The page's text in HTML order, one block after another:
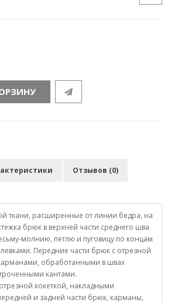
Отзывов (0)
ткани, расширенные от линии бедра, на
брюк в верхней части среднего шва
молнию, петлю и пуговицу по концам
Передние части брюк с отрезной
обработанными в швах
кантами.
кокеткой, накладными
и задней части брюк, карманы,